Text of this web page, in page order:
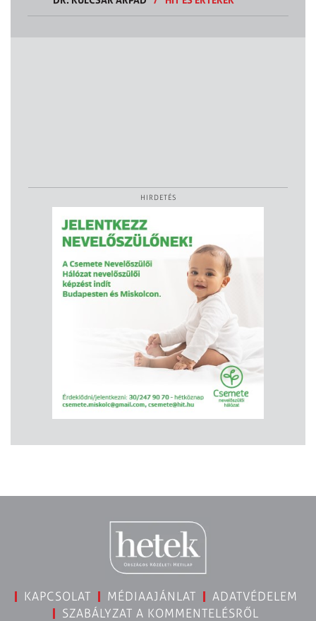
HIRDETÉS
KAPCSOLAT MÉDIAAJÁNLAT
ADATVÉDELEM
SZABÁLYZAT A KOMMENTELÉSRŐL